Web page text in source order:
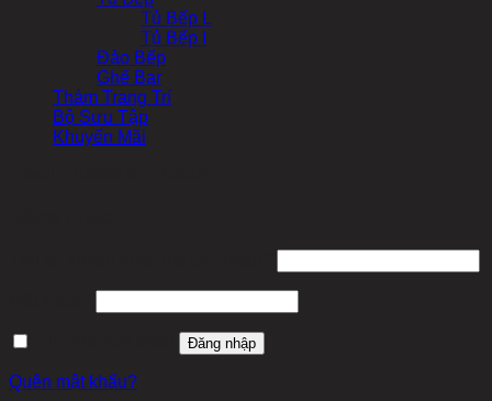
Tủ Bếp L
Tủ Bếp I
Đảo Bếp
Ghế Bar
Thảm Trang Trí
Bộ Sưu Tập
Khuyến Mãi
buộc
buộc
Đăng nhập
Quên mật khẩu?